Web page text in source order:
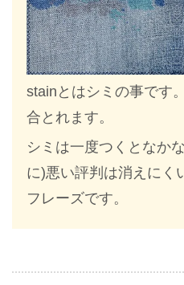
stainとはシミの事です
合とれます。
シミは一度つくとなか
に)悪い評判は消えにく
フレーズです。